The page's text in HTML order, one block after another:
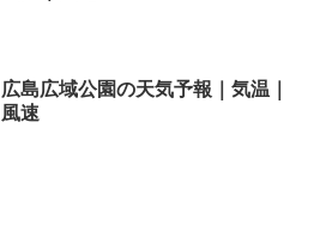
広島広域公園の天気予報｜気温｜
風速